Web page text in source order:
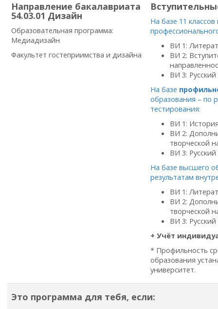
Направление бакалавриата
54.03.01 Дизайн
Образовательная программа:
Медиадизайн
Факультет гостеприимства и дизайна
На базе 11
ВИ 1:
ВИ 2:
ВИ 3:
На базе
образования – по
тестирования:
ВИ 1:
ВИ 2:
творческой
ВИ 3:
На базе высшего
результатам
ВИ 1:
ВИ 2:
творческой
ВИ 3:
+ Учёт
* Профильность
образования
университет.
Это программа для тебя, если: